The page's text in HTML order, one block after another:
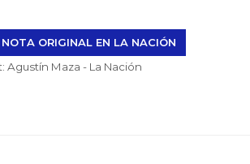
ORIGINAL EN LA NACIÓN
Agustín Maza - La Nación